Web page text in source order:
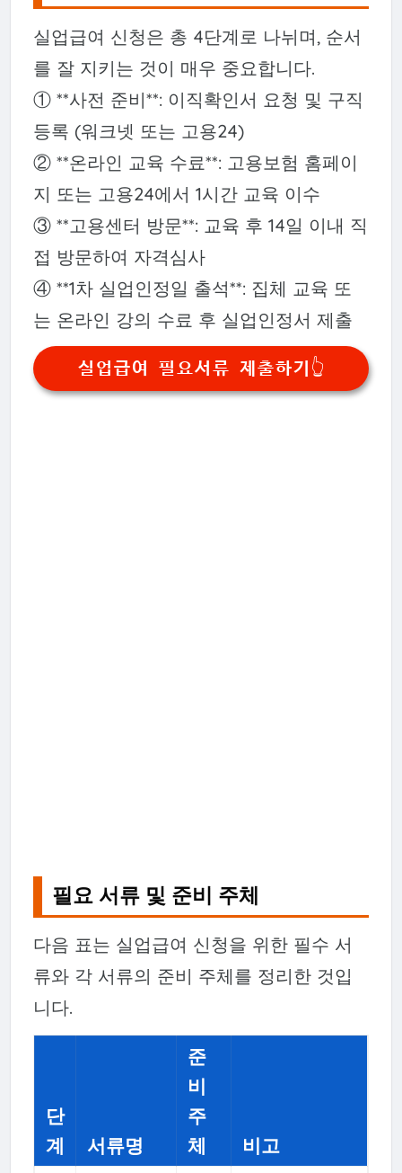
실업급여 신청은 총 4단계로 나뉘며, 순서
를 잘 지키는 것이 매우 중요합니다.
① **사전 준비**: 이직확인서 요청 및 구직
등록 (워크넷 또는 고용24)
② **온라인 교육 수료**: 고용보험 홈페이
지 또는 고용24에서 1시간 교육 이수
③ **고용센터 방문**: 교육 후 14일 이내 직
접 방문하여 자격심사
④ **1차 실업인정일 출석**: 집체 교육 또
는 온라인 강의 수료 후 실업인정서 제출
실업급여 필요서류 제출하기👆
필요 서류 및 준비 주체
다음 표는 실업급여 신청을 위한 필수 서
류와 각 서류의 준비 주체를 정리한 것입
니다.
단
계
서류명
준
비
주
체
비고